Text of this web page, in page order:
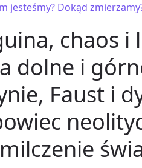
jesteśmy? Dokąd
chaos i
dolne i
Faust i